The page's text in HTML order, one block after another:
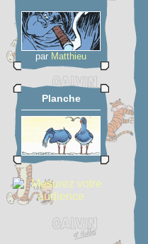
par Matthieu
Planche